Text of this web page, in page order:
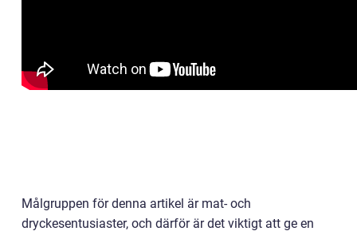
Målgruppen för denna artikel är mat- och
dryckesentusiaster, och därför är det viktigt att ge en